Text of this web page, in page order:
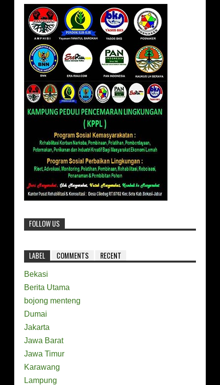
FOLLOW US
LABEL COMMENTS RECENT
Bekasi
Berita Utama
bojong menteng
Dumai
Jakarta
Jawa Barat
Jawa Timur
Karawang
Lampung